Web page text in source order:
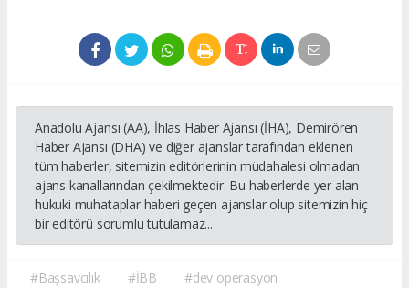
Anadolu Ajansı (AA), İhlas Haber Ajansı (İHA), Demirören
Haber Ajansı (DHA) ve diğer ajanslar tarafından eklenen
tüm haberler, sitemizin editörlerinin müdahalesi olmadan
ajans kanallarından çekilmektedir. Bu haberlerde yer alan
hukuki muhataplar haberi geçen ajanslar olup sitemizin hiç
bir editörü sorumlu tutulamaz...
#Başsavcılık #İBB #dev operasyon